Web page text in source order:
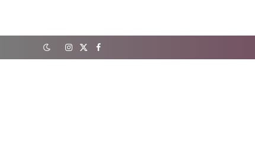
فيسبوك
X
الانستغرام